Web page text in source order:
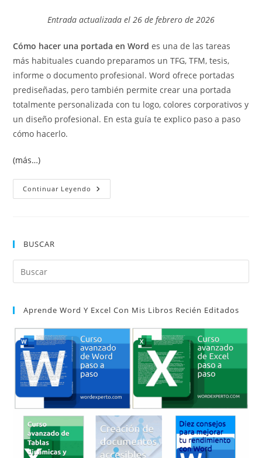
Entrada actualizada el 26 de febrero de 2026
Cómo hacer una portada en Word es una de las tareas
más habituales cuando preparamos un TFG, TFM, tesis,
informe o documento profesional. Word ofrece portadas
prediseñadas, pero también permite crear una portada
totalmente personalizada con tu logo, colores corporativos y
un diseño profesional. En esta guía te explico paso a paso
cómo hacerlo.
(más…)
Continuar Leyendo Cómo
Hacer
BUSCAR
Aprende Word Y Excel Con Mis Libros Recién Editados